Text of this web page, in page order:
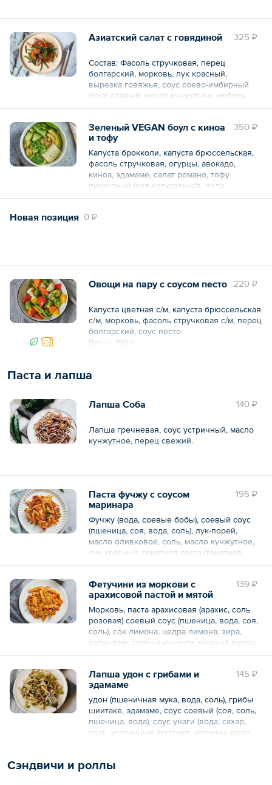
Пищевая и энергетическая ценность на
Белки — 0,9
Углеводы — 3,3
Ккал — 67,1/268,4
325 ₽
Азиатский салат с говядиной
Состав: Фасоль стручковая, перец
болгарский, морковь, лук красный,
вырезка говяжья, соус соево-имбирный
(соус соевый, масло кунжутное, имбирь,
чеснок), лук зеленый, зелень кинзы,
Пищевая и энергетическая ценность на
100 г.:
Белки — 10
Жиры — 4
Углеводы — 4
Общий вес – 150 г
350 ₽
Зеленый VEGAN боул c киноа
и тофу
Капуста брокколи, капуста брюссельская,
фасоль стручковая, огурцы, авокадо,
киноа, эдамаме, салат романо, тофу
пикантный (соя натуральная, вода,
кориандр, карри, черный перец, соль
соус песто (масло оливковое, семена
Жиры 27
Углеводы 39.6
Ккал 474.3
0 ₽
Новая позиция
220 ₽
Овощи на пару с соусом песто
Капуста цветная с/м, капуста брюссельская
с/м, морковь, фасоль стручковая с/м, перец
болгарский, соус песто
Вес — 150 г
Паста и лапша
140 ₽
Лапша Соба
Лапша гречневая, соус устричный, масло
кунжутное, перец свежий.
Общий вес – 150 г
195 ₽
Паста фучжу с соусом
маринара
Фучжу (вода, соевые бобы), соевый соус
(пшеница, соя, вода, соль), лук-порей,
масло оливковое, соль, масло кунжутное,
лук красный, томатная паста (томатная
паста, вода, соль), помидоры вяленые
вода, винный уксус, соль пищевая,
корректор кислотности, антиоксидант),
маслины б/к (маслины черные, вода, соль),
соевый фарш (соевая мука, соевое мясо,
вода, соль), перец черный молотый,
орегано, каперсы (каперсы, вода, винный
топинамбура, базилик, тимьян, розмарин,
чеснок, уксус винный.
В порции / упаковке:
Белки 22.5
139 ₽
Фетучини из моркови с
арахисовой пастой и мятой
Морковь, паста арахисовая (арахис, соль
розовая) соевый соус (пшеница, вода, соя,
соль), сок лимона, цедра лимона, зира,
калинджи, семена кунжута, черный перец
душистый, масло оливковое, мята,
В порции / упаковке:
Белки 8.85
Жиры 18.6
Углеводы 19.2
Общий вес – 150 г
145 ₽
Лапша удон с грибами и
эдамаме
удон (пшеничная мука, вода, соль), грибы
шиитаке, эдамаме, соус соевый (соя, соль,
пшеница, вода), соус унаги (вода, сахар,
соль, устричный экстракт: устрицы, вода,
Е150а), масло оливковое, семена кунжута,
Сэндвичи и роллы